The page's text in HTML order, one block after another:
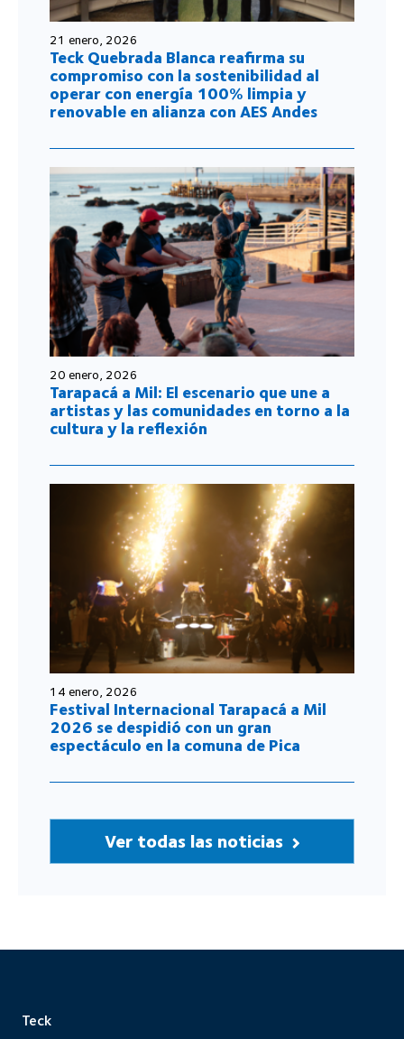
21 enero, 2026
Teck Quebrada Blanca reafirma su
compromiso con la sostenibilidad al
operar con energía 100% limpia y
renovable en alianza con AES Andes
20 enero, 2026
Tarapacá a Mil: El escenario que une a
artistas y las comunidades en torno a la
cultura y la reflexión
14 enero, 2026
Festival Internacional Tarapacá a Mil
2026 se despidió con un gran
espectáculo en la comuna de Pica
Ver todas las noticias
Teck